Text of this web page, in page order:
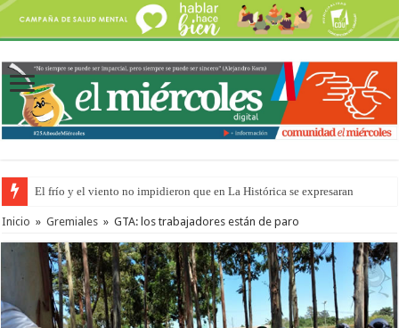
El frío y el viento no impidieron que en La Histórica se expresaran
Inicio » Gremiales » GTA: los trabajadores están de paro